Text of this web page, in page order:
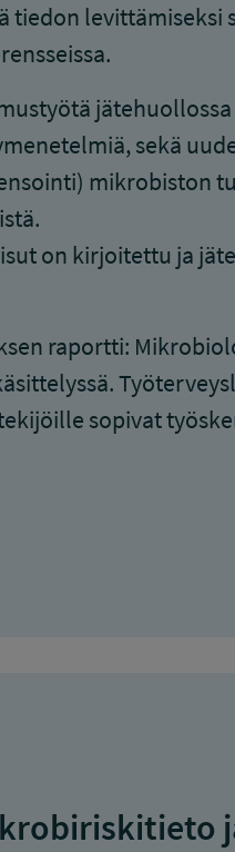
tiedon levittämiseksi
sekä
mikrobiston
on kirjoitettu ja
raportti:
sopivat